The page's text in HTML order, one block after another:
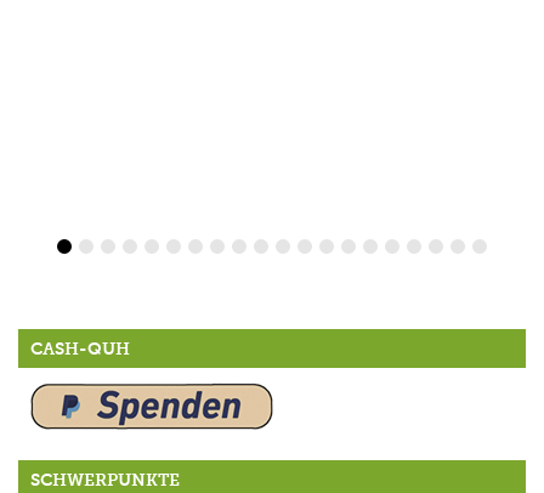
CASH-QUH
SCHWERPUNKTE